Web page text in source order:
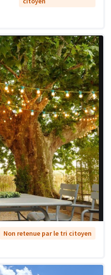
Non retenue par le tri citoyen